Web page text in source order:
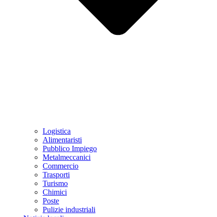
Logistica
Alimentaristi
Pubblico Impiego
Metalmeccanici
Commercio
Trasporti
Turismo
Chimici
Poste
Pulizie industriali